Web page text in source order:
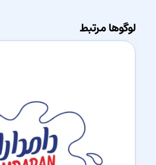
لوگوها مرتبط